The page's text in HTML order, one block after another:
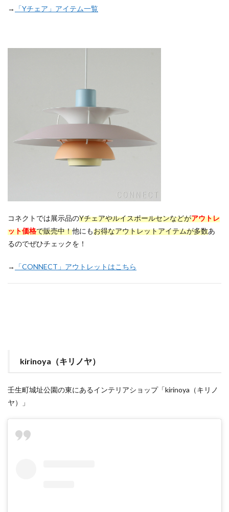
→ 「Yチェア」アイテム一覧
コネクトでは展示品のYチェアやルイスポールセンなどがアウトレ
ット価格で販売中！他にもお得なアウトレットアイテムが多数あ
るのでぜひチェックを！
→ 「CONNECT」アウトレットはこちら
kirinoya（キリノヤ）
壬生町城址公園の東にあるインテリアショップ「kirinoya（キリノ
ヤ）」